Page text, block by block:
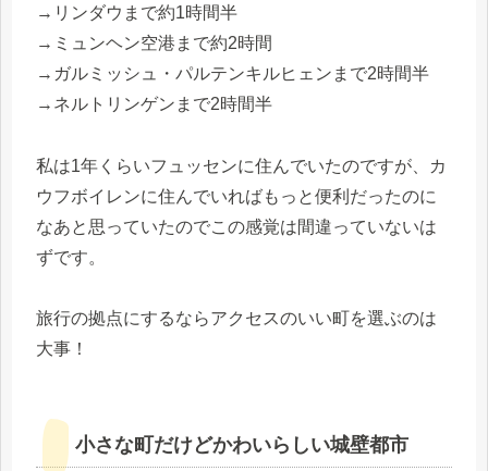
→リンダウまで約1時間半
→ミュンヘン空港まで約2時間
→ガルミッシュ・パルテンキルヒェンまで2時間半
→ネルトリンゲンまで2時間半
私は1年くらいフュッセンに住んでいたのですが、カ
ウフボイレンに住んでいればもっと便利だったのに
なあと思っていたのでこの感覚は間違っていないは
ずです。
旅行の拠点にするならアクセスのいい町を選ぶのは
大事！
小さな町だけどかわいらしい城壁都市